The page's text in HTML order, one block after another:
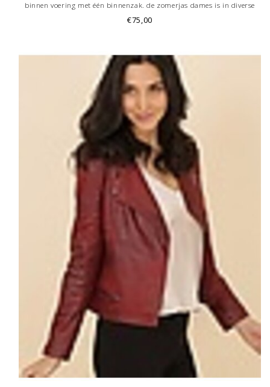
binnen voering met één binnenzak. de zomerjas dames is in diverse
kleur te krijgen
€75,00